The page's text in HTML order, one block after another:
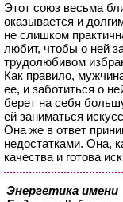
Этот союз весьма
оказывается и
не слишком
любит, чтобы о ней
трудолюбивом
Как правило,
ее, и заботиться о
берет на себя
ей заниматься
Она же в ответ
недостатками. Она,
качества и готова
Энергетика имени